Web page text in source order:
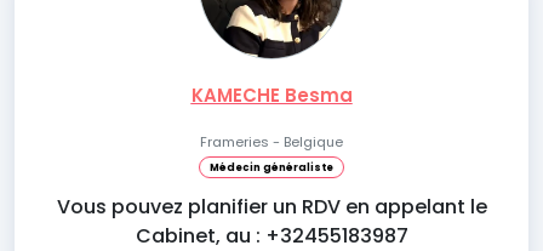
KAMECHE Besma
Frameries - Belgique
Médecin généraliste
Vous pouvez planifier un RDV en appelant le
Cabinet, au : +32455183987